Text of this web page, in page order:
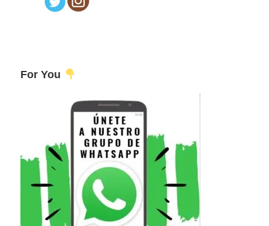
For You